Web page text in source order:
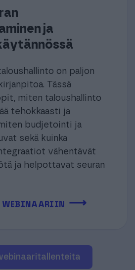
ja
on paljon
Tässä
miten taloushallinto
tehokkaasti ja
budjetointi ja
sekä kuinka
vähentävät
ja helpottavat seuran
⟶